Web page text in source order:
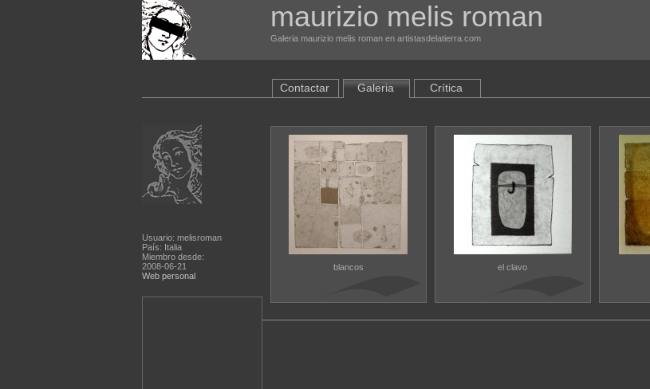
maurizio melis roman
Galeria maurizio melis roman en artistasdelatierra.com
Usuario: melisroman
País: Italia
Miembro desde:
2008-06-21
Web personal
Contactar Galeria Crítica
blancos el clavo